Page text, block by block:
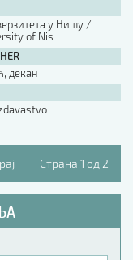
у Нишу /
of Nis
декан
Страна 1 од 2